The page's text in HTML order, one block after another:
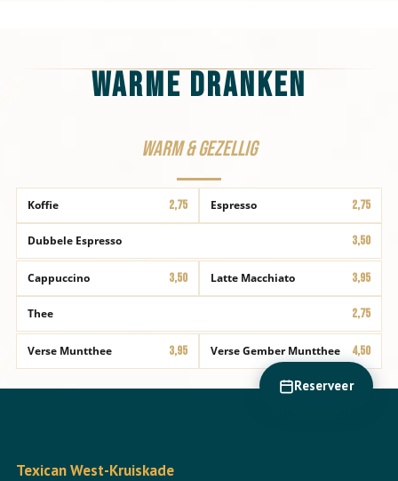
Warme Dranken
Warm & gezellig
Koffie 2,75 Espresso 2,75
Dubbele Espresso 3,50
Cappuccino 3,50 Latte Macchiato 3,95
Thee 2,75
Verse Muntthee 3,95 Verse Gember Muntthee 4,50
Texican West-Kruiskade
Reserveer